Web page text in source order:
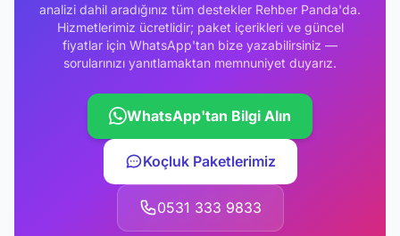
analizi dahil aradığınız tüm destekler Rehber Panda'da.
Hizmetlerimiz ücretlidir; paket içerikleri ve güncel
fiyatlar için WhatsApp'tan bize yazabilirsiniz —
sorularınızı yanıtlamaktan memnuniyet duyarız.
WhatsApp'tan Bilgi Alın
Koçluk Paketlerimiz
0531 333 9833